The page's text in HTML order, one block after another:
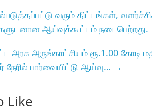
வரும்‌ திட்டங்கள்‌,
ஆய்வுக்கூட்டம்‌ நடைபெற்றது.
அருங்காட்சியம் ரூ.1.00 கோடி
பார்வையிட்டு ஆய்வு… →
Like